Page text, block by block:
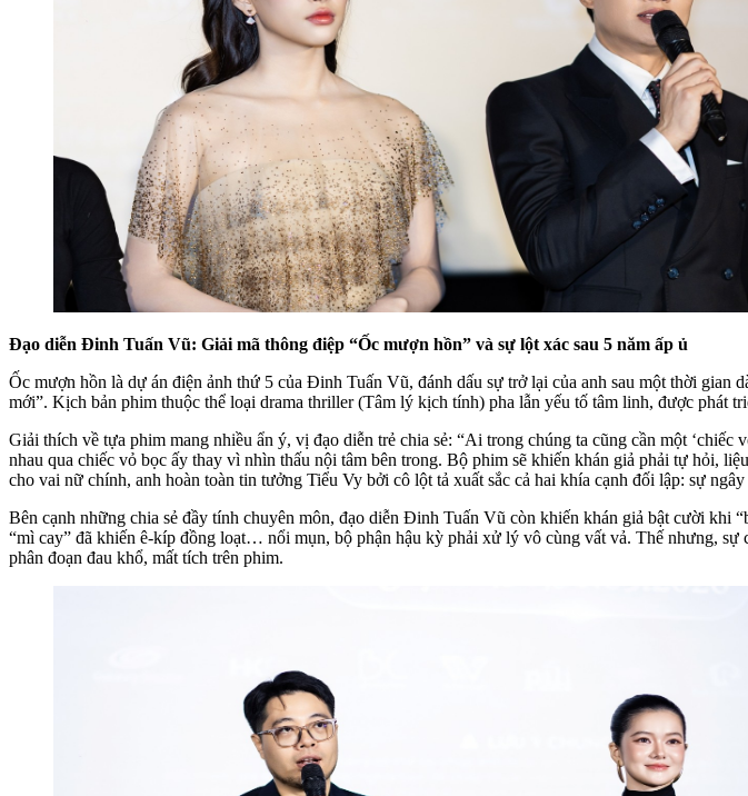
Đạo diễn Đinh Tuấn Vũ: Giải mã thông điệp “Ốc mượn hồn” và sự lột xác sau 5 năm ấp ủ
Ốc mượn hồn là dự án điện ảnh thứ 5 của Đinh Tuấn Vũ, đánh dấu sự trở lại của anh sau một thời
mới”. Kịch bản phim thuộc thể loại drama thriller (Tâm lý kịch tính) pha lẫn yếu tố tâm linh, được phát
Giải thích về tựa phim mang nhiều ẩn ý, vị đạo diễn trẻ chia sẻ: “Ai trong chúng ta cũng cần một
nhau qua chiếc vỏ bọc ấy thay vì nhìn thấu nội tâm bên trong. Bộ phim sẽ khiến khán giả phải tự hỏi,
cho vai nữ chính, anh hoàn toàn tin tưởng Tiểu Vy bởi cô lột tả xuất sắc cả hai khía cạnh đối lập: sự
Bên cạnh những chia sẻ đầy tính chuyên môn, đạo diễn Đinh Tuấn Vũ còn khiến khán giả bật cười khi
“mì cay” đã khiến ê-kíp đồng loạt… nổi mụn, bộ phận hậu kỳ phải xử lý vô cùng vất vả. Thế nhưng,
phân đoạn đau khổ, mất tích trên phim.